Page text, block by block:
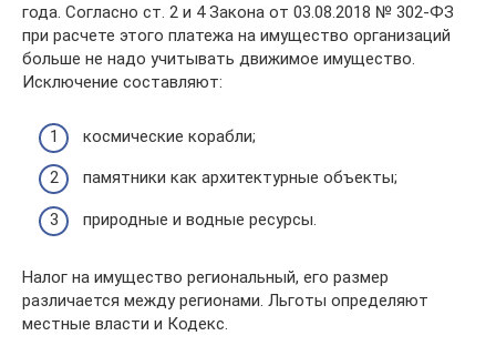
года. Согласно ст. 2 и 4 Закона от 03.08.2018 № 302-ФЗ
при расчете этого платежа на имущество организаций
больше не надо учитывать движимое имущество.
Исключение составляют:
космические корабли;
памятники как архитектурные объекты;
природные и водные ресурсы.
Налог на имущество региональный, его размер
различается между регионами. Льготы определяют
местные власти и Кодекс.